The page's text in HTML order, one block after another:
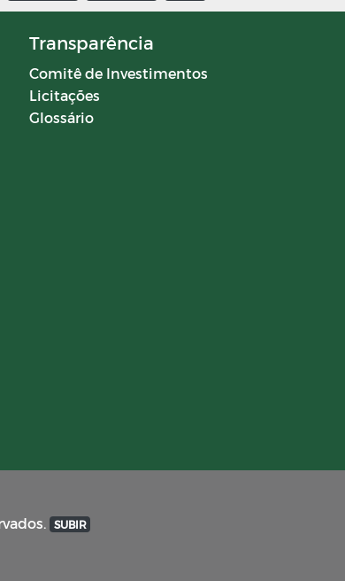
Transparência
Comitê de Investimentos
Licitações
Glossário
SUBIR